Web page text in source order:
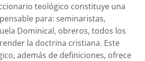
teológico constituye una
para: seminaristas,
Dominical, obreros, todos los
la doctrina cristiana. Este
además de definiciones, ofrece